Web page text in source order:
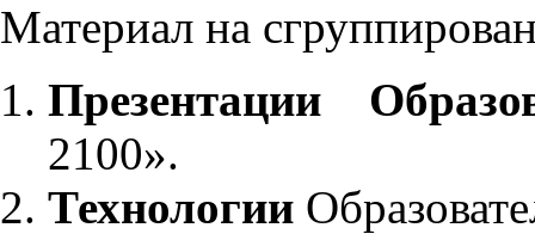
Материал на
Презентации
2100».
Технологии